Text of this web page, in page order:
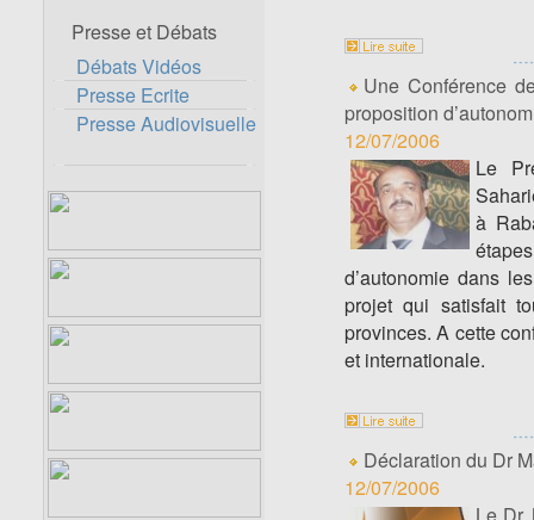
Presse et Débats
Débats Vidéos
Presse Ecrite
Presse Audiovisuelle
Une Conférence
proposition
12/07/2006
Le
à
d’autonomie dans
projet qui satisfait
provinces. A cette
et internationale.
Déclaration du Dr
12/07/2006